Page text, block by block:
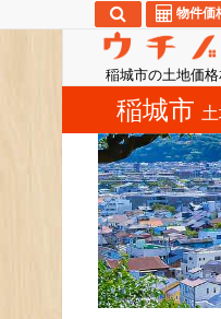
稲城市の土地価
物件価
稲城市